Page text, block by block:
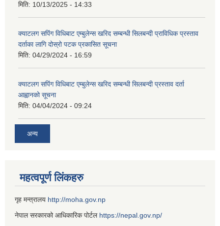
मिति: 10/13/2025 - 14:33
क्याटलग सपिंग विधिबाट एम्बुलेन्स खरिद सम्बन्धी सिलबन्दी प्राविधिक प्रस्ताव
दर्ताका लागि दोस्रो पटक प्रकासित सूचना
मिति: 04/29/2024 - 16:59
क्याटलग सपिंग विधिबाट एम्बुलेन्स खरिद सम्बन्धी सिलबन्दी प्रस्ताव दर्ता
आह्वानको सूचना
मिति: 04/04/2024 - 09:24
अन्य
महत्वपूर्ण लिंकहरु
गृह मन्त्रालय http://moha.gov.np
नेपाल सरकारको आधिकारिक पोर्टल https://nepal.gov.np/